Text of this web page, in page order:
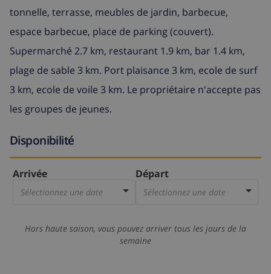
tonnelle, terrasse, meubles de jardin, barbecue,
espace barbecue, place de parking (couvert).
Supermarché 2.7 km, restaurant 1.9 km, bar 1.4 km,
plage de sable 3 km. Port plaisance 3 km, ecole de surf
3 km, ecole de voile 3 km. Le propriétaire n'accepte pas
les groupes de jeunes.
Disponibilité
Arrivée
Sélectionnez une date
Départ
Sélectionnez une date
Hors haute saison, vous pouvez arriver tous les jours de la
semaine